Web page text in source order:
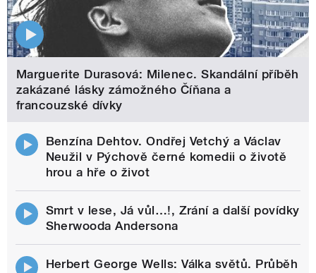
Marguerite Durasová: Milenec. Skandální příběh
zakázané lásky zámožného Číňana a
francouzské dívky
Benzína Dehtov. Ondřej Vetchý a Václav
Neužil v Pýchově černé komedii o životě
hrou a hře o život
Smrt v lese, Já vůl…!, Zrání a další povídky
Sherwooda Andersona
Herbert George Wells: Válka světů. Průběh